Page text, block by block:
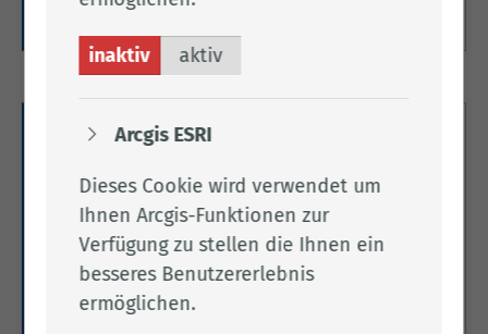
Fahrerlaubnis auf Probe &
Fahreignungs-Bewertungssystem
Hier finden Sie Informationen zur Fahrerlaubnis
auf Probe und zum Fahreignungs-
Bewertungssystem.
Weitere Informationen
inaktiv aktiv
Arcgis ESRI
Dieses Cookie wird verwendet um
Ihnen Arcgis-Funktionen zur
Verfügung zu stellen die Ihnen ein
besseres Benutzererlebnis
ermöglichen.